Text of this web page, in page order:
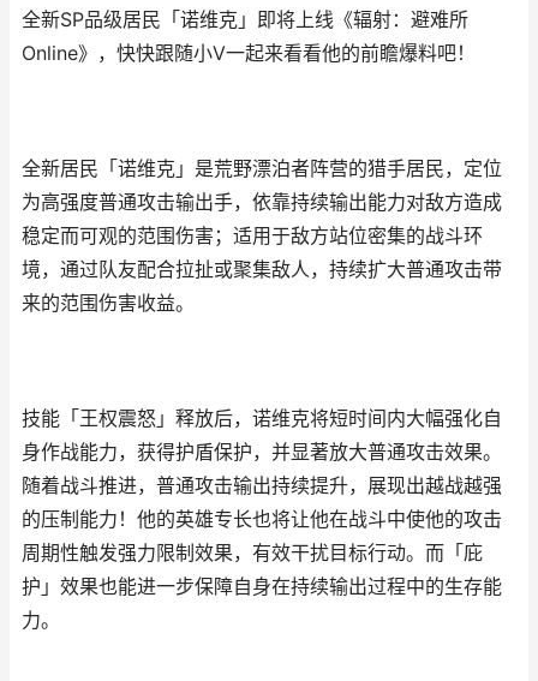
全新SP品级居民「诺维克」即将上线《辐射：避难所
Online》，快快跟随小V一起来看看他的前瞻爆料吧！
全新居民「诺维克」是荒野漂泊者阵营的猎手居民，定位
为高强度普通攻击输出手，依靠持续输出能力对敌方造成
稳定而可观的范围伤害；适用于敌方站位密集的战斗环
境，通过队友配合拉扯或聚集敌人，持续扩大普通攻击带
来的范围伤害收益。
技能「王权震怒」释放后，诺维克将短时间内大幅强化自
身作战能力，获得护盾保护，并显著放大普通攻击效果。
随着战斗推进，普通攻击输出持续提升，展现出越战越强
的压制能力！他的英雄专长也将让他在战斗中使他的攻击
周期性触发强力限制效果，有效干扰目标行动。而「庇
护」效果也能进一步保障自身在持续输出过程中的生存能
力。